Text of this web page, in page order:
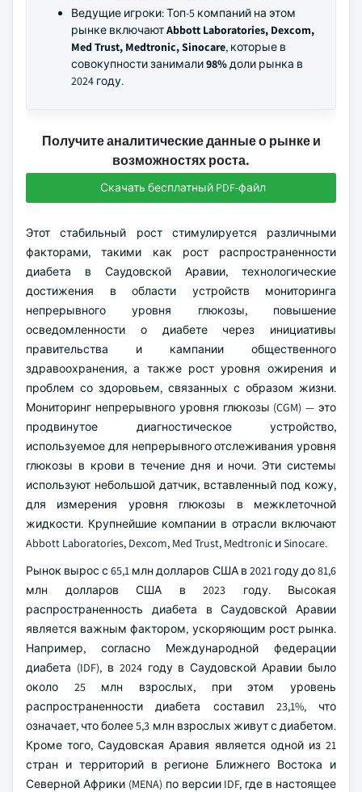
Ведущие игроки: Топ-5 компаний на этом
рынке включаютAbbott Laboratories, Dexcom,
Med Trust, Medtronic, Sinocare, которые в
совокупности занимали98%доли рынка в
2024 году.
Получите аналитические данные о рынке и
возможностях роста.
Скачать бесплатный PDF-файл
Этот стабильный рост стимулируется различными
факторами, такими как рост распространенности
диабета в Саудовской Аравии, технологические
достижения в области устройств мониторинга
непрерывного уровня глюкозы, повышение
осведомленности о диабете через инициативы
правительства и кампании общественного
здравоохранения, а также рост уровня ожирения и
проблем со здоровьем, связанных с образом жизни.
Мониторинг непрерывного уровня глюкозы (CGM) — это
продвинутое диагностическое устройство,
используемое для непрерывного отслеживания уровня
глюкозы в крови в течение дня и ночи. Эти системы
используют небольшой датчик, вставленный под кожу,
для измерения уровня глюкозы в межклеточной
жидкости. Крупнейшие компании в отрасли включают
Abbott Laboratories, Dexcom, Med Trust, Medtronic и Sinocare.
Рынок вырос с 65,1 млн долларов США в 2021 году до 81,6
млн долларов США в 2023 году. Высокая
распространенность диабета в Саудовской Аравии
является важным фактором, ускоряющим рост рынка.
Например, согласно Международной федерации
диабета (IDF), в 2024 году в Саудовской Аравии было
около 25 млн взрослых, при этом уровень
распространенности диабета составил 23,1%, что
означает, что более 5,3 млн взрослых живут с диабетом.
Кроме того, Саудовская Аравия является одной из 21
стран и территорий в регионе Ближнего Востока и
Северной Африки (MENA) по версии IDF, где в настоящее